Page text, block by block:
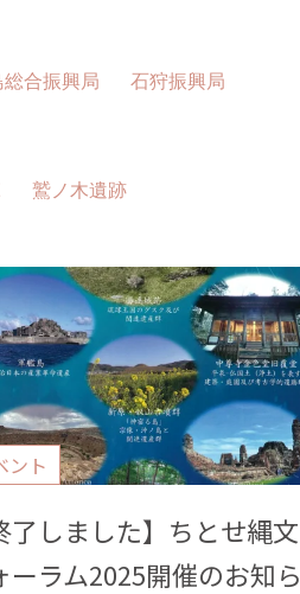
総合振興局 石狩振興局
鷲ノ木遺跡
ント
了しました】ちとせ縄文
ーラム2025開催のお知ら